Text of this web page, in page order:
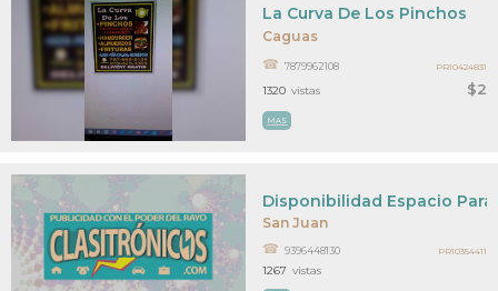
Caguas
$2
La Curva De Los Pinchos
7879962108
MAS
1320 vistas
PR10424831
San Juan
Disponibilidad Espacio
9396448130
1267 vistas
PR10354411